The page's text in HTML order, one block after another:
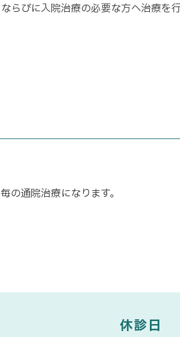
らびに入院治療の必要な方へ治療を
通院治療になります。
休診日